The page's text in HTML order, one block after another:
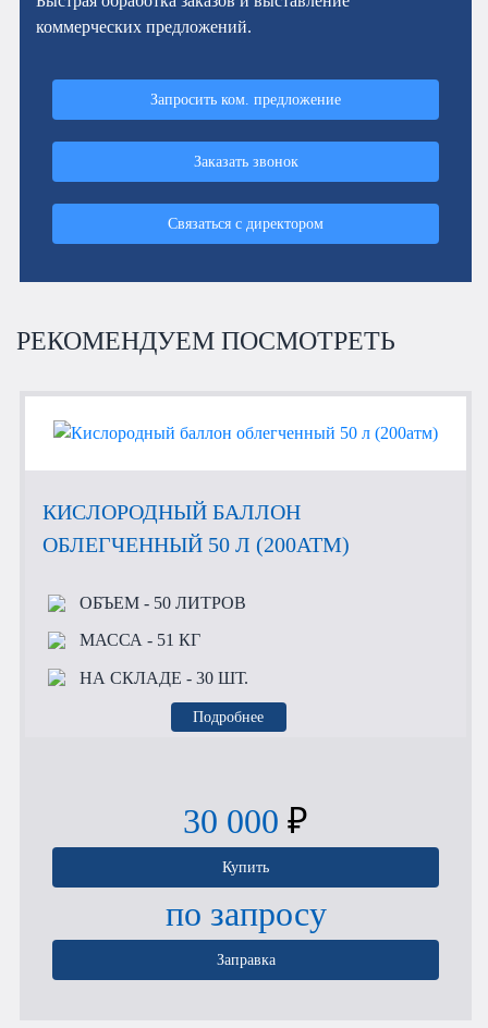
коммерческих предложений.
Запросить ком. предложение
Заказать звонок
Связаться с директором
РЕКОМЕНДУЕМ ПОСМОТРЕТЬ
КИСЛОРОДНЫЙ БАЛЛОН
ОБЛЕГЧЕННЫЙ 50 Л (200АТМ)
ОБЪЕМ- 50 ЛИТРОВ
МАССА - 51 КГ
НА СКЛАДЕ - 30 ШТ.
Подробнее
30 000 ₽
Купить
по запросу
Заправка